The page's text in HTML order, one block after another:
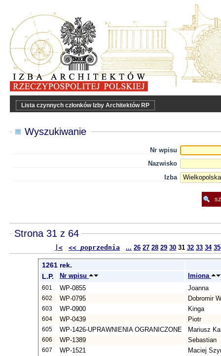
Lista czynnych członków Izby Architektów RP
Wyszukiwanie
Nr wpisu
Nazwisko
Izba
Strona 31 z 64
|< << poprzednia ... 26 27 28 29 30 31 32 33 34 35
1261 rek.
L.P.
Nr wpisu Imiona
601 WP-0855 Joanna
602 WP-0795 Dobromir
603 WP-0900 Kinga
604 WP-0439 Piotr
605 WP-1426-UPRAWNIENIA OGRANICZONE Mariusz
606 WP-1389 Sebastian
607 WP-1521 Maciej